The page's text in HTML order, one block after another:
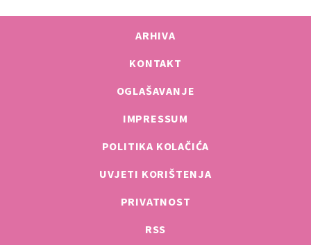
ARHIVA
KONTAKT
OGLAŠAVANJE
IMPRESSUM
POLITIKA KOLAČIĆA
UVJETI KORIŠTENJA
PRIVATNOST
RSS